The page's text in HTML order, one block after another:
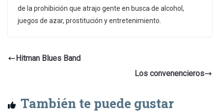
de la prohibición que atrajo gente en busca de alcohol,
juegos de azar, prostitución y entretenimiento.
Hitman Blues Band
Los convenencieros
También te puede gustar